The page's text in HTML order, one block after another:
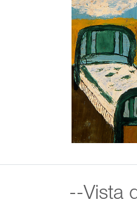
--Vista